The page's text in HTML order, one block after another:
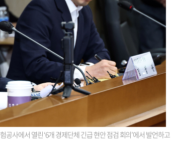
사에서 열린 ‘6개 경제단체 긴급 현안 점검 회의’에서 발언하고